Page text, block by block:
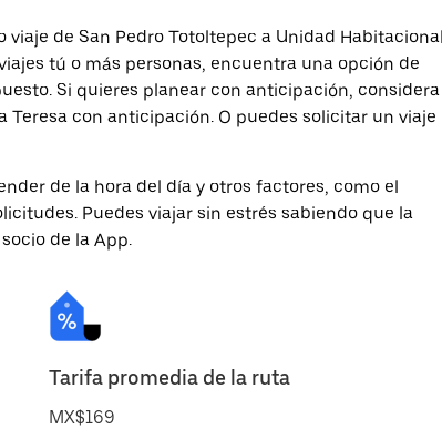
de San Pedro Totoltepec a Unidad Habitacional
tú o más personas, encuentra una opción de
Si quieres planear con anticipación, considera
con anticipación. O puedes solicitar un viaje
de la hora del día y otros factores, como el
Puedes viajar sin estrés sabiendo que la
de la App.
Tarifa promedia de la ruta
MX$169